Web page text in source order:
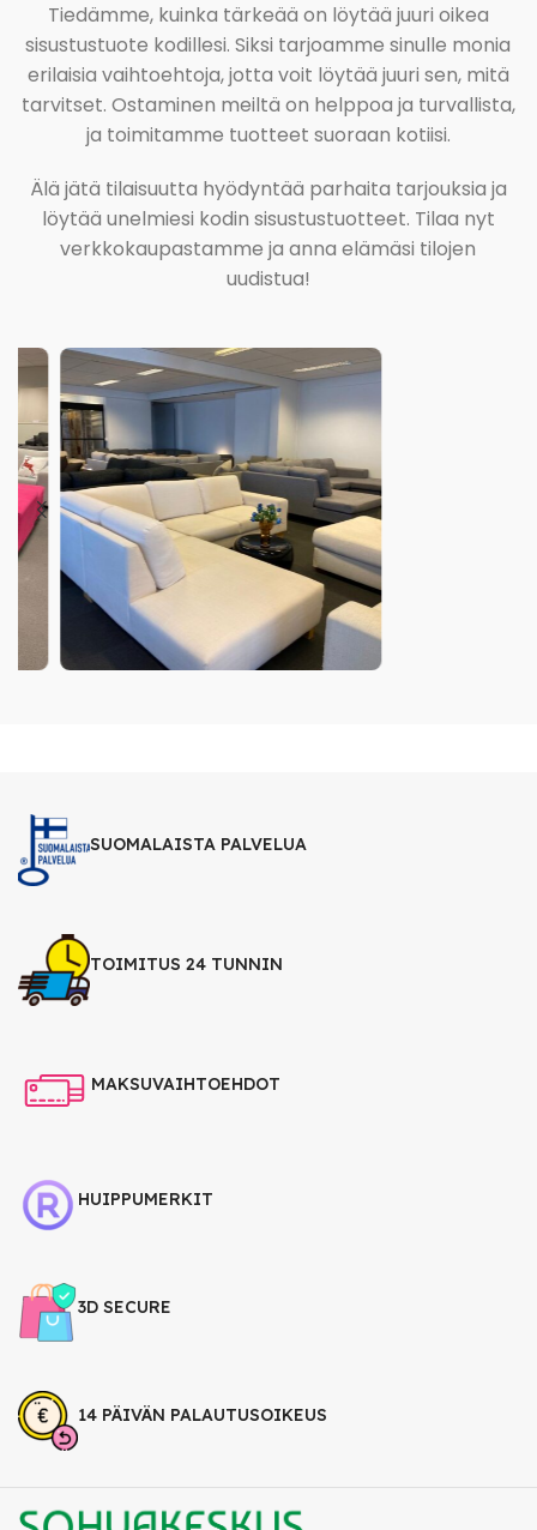
Tiedämme, kuinka tärkeää on löytää juuri oikea
sisustustuote kodillesi. Siksi tarjoamme sinulle monia
erilaisia vaihtoehtoja, jotta voit löytää juuri sen, mitä
tarvitset. Ostaminen meiltä on helppoa ja turvallista,
ja toimitamme tuotteet suoraan kotiisi.
Älä jätä tilaisuutta hyödyntää parhaita tarjouksia ja
löytää unelmiesi kodin sisustustuotteet. Tilaa nyt
verkkokaupastamme ja anna elämäsi tilojen
uudistua!
SUOMALAISTA PALVELUA
TOIMITUS 24 TUNNIN
MAKSUVAIHTOEHDOT
HUIPPUMERKIT
3D SECURE
14 PÄIVÄN PALAUTUSOIKEUS